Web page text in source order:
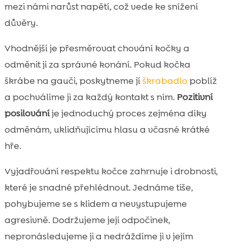
mezi námi narůst napětí, což vede ke snížení
důvěry.
Vhodnější je přesměrovat chování kočky a
odměnit ji za správné konání. Pokud kočka
škrábe na gauči, poskytneme jíškrabadlo poblíž
a pochválíme ji za každý kontakt s ním. Pozitivní
posilováníje jednoduchý proces zejména díky
odměnám, uklidňujícímu hlasu a včasné krátké
hře.
Vyjadřování respektu kočce zahrnuje i drobnosti,
které je snadné přehlédnout. Jednáme tiše,
pohybujeme se s klidem a nevystupujeme
agresivně. Dodržujeme její odpočinek,
nepronásledujeme ji a nedráždíme ji v jejím